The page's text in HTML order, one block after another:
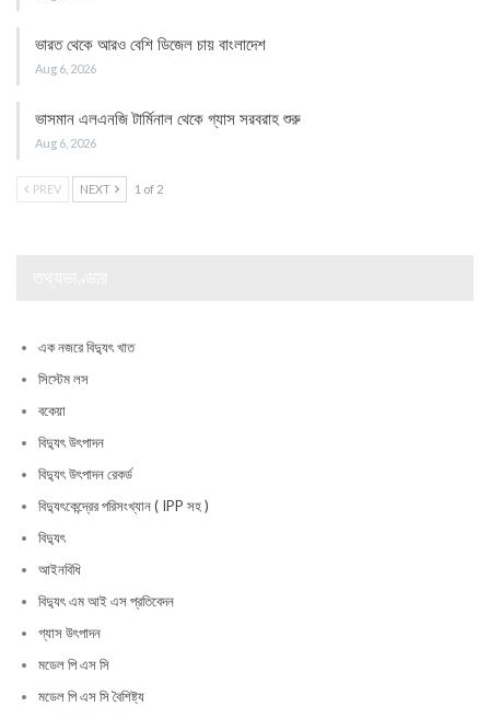
ভারত থেকে আরও বেশি ডিজেল চায় বাংলাদেশ
Aug 6, 2026
ভাসমান এলএনজি টার্মিনাল থেকে গ্যাস সরবরাহ শুরু
Aug 6, 2026
PREV NEXT 1 of 2
এক নজরে বিদ্যুৎ খাত
সিস্টেম লস
বকেয়া
বিদ্যুৎ উৎপাদন
বিদ্যুৎ উৎপাদন রেকর্ড
বিদ্যুৎকেন্দ্রের পরিসংখ্যান ( IPP সহ )
বিদ্যুৎ
আইনবিধি
বিদ্যুৎ এম আই এস প্রতিবেদন
গ্যাস উৎপাদন
মডেল পি এস সি
মডেল পি এস সি বৈশিষ্ট্য